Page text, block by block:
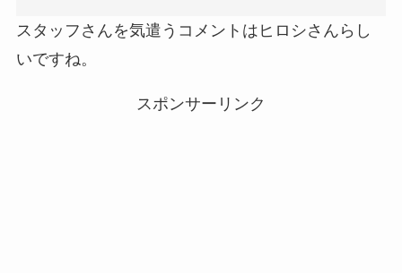
スタッフさんを気遣うコメントはヒロシさんらし
いですね。
スポンサーリンク